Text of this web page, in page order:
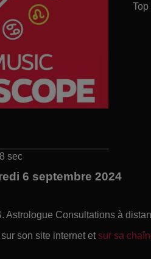
Top
sec
6 septembre 2024
Astrologue Consultations à
son site internet et sur sa